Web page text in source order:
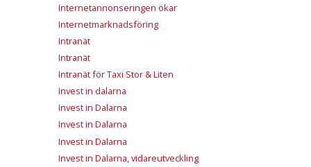
Internetannonseringen ökar
Internetmarknadsföring
Intranät
Intranät
Intranät för Taxi Stor & Liten
Invest in dalarna
Invest in Dalarna
Invest in Dalarna
Invest in Dalarna
Invest in Dalarna, vidareutveckling